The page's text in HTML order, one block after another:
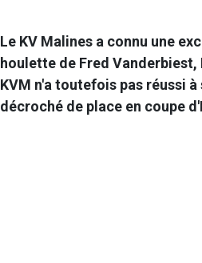
Le KV Malines a connu une
houlette de Fred Vanderbiest,
KVM n'a toutefois pas réussi
décroché de place en coupe